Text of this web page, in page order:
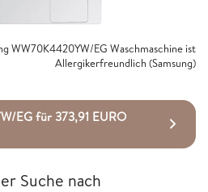
WW70K4420YW/EG Waschmaschine ist
Allergikerfreundlich (Samsung)
EG für 373,91 EURO
Suche nach